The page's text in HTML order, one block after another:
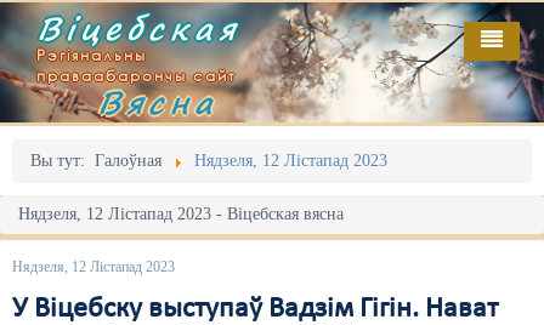
Віцебская
Рэгіянальны
праваабарончы сайт
Вясна
Вы тут: Галоўная Нядзеля, 12 Лістапад 2023
Нядзеля, 12 Лістапад 2023 - Віцебская вясна
Нядзеля, 12 Лістапад 2023
У Віцебску выступаў Вадзім Гігін. Нават
Галоўная
Адміністрацыйны перасьлед
Акцыі
Выбары
Выданьні
Відэа
Пра нас